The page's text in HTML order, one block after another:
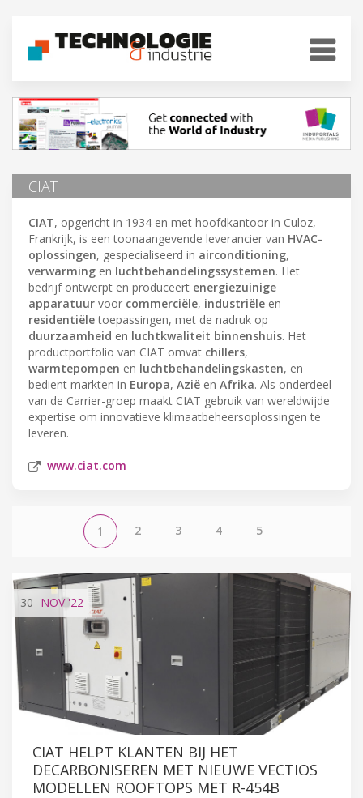
CIAT
CIAT, opgericht in 1934 en met hoofdkantoor in Culoz,
Frankrijk, is een toonaangevende leverancier van HVAC-
oplossingen, gespecialiseerd in airconditioning,
verwarming en luchtbehandelingssystemen. Het
bedrijf ontwerpt en produceert energiezuinige
apparatuur voor commerciële, industriële en
residentiëletoepassingen, met de nadruk op
duurzaamheid en luchtkwaliteit binnenshuis. Het
productportfolio van CIAT omvat chillers,
warmtepompen en luchtbehandelingskasten, en
bedient markten in Europa, Azië en Afrika. Als onderdeel
van de Carrier-groep maakt CIAT gebruik van wereldwijde
expertise om innovatieve klimaatbeheersoplossingen te
leveren.
www.ciat.com
1 2 3 4 5
30 NOV'22
CIAT HELPT KLANTEN BIJ HET
DECARBONISEREN MET NIEUWE VECTIOS
MODELLEN ROOFTOPS MET R-454B